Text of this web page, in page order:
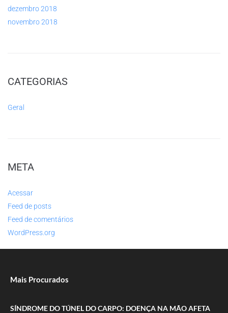
dezembro 2018
novembro 2018
CATEGORIAS
Geral
META
Acessar
Feed de posts
Feed de comentários
WordPress.org
Mais Procurados
SÍNDROME DO TÚNEL DO CARPO: DOENÇA NA MÃO AFETA